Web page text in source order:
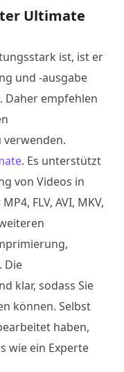
Ultimate
ist, ist er
und -ausgabe
Daher empfehlen
. Es unterstützt
von Videos in
FLV, AVI, MKV,
Die
klar, sodass Sie
können. Selbst
haben,
wie ein Experte